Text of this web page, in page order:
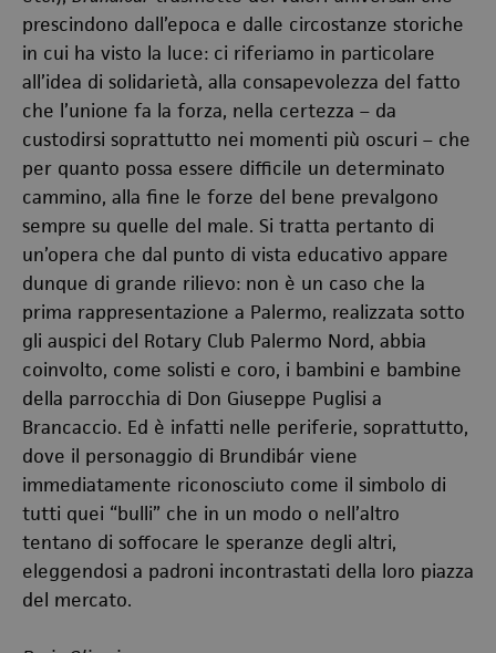
prescindono dall’epoca e dalle circostanze storiche
in cui ha visto la luce: ci riferiamo in particolare
all’idea di solidarietà, alla consapevolezza del fatto
che l’unione fa la forza, nella certezza – da
custodirsi soprattutto nei momenti più oscuri – che
per quanto possa essere difficile un determinato
cammino, alla fine le forze del bene prevalgono
sempre su quelle del male. Si tratta pertanto di
un’opera che dal punto di vista educativo appare
dunque di grande rilievo: non è un caso che la
prima rappresentazione a Palermo, realizzata sotto
gli auspici del Rotary Club Palermo Nord, abbia
coinvolto, come solisti e coro, i bambini e bambine
della parrocchia di Don Giuseppe Puglisi a
Brancaccio. Ed è infatti nelle periferie, soprattutto,
dove il personaggio di Brundibár viene
immediatamente riconosciuto come il simbolo di
tutti quei “bulli” che in un modo o nell’altro
tentano di soffocare le speranze degli altri,
eleggendosi a padroni incontrastati della loro piazza
del mercato.